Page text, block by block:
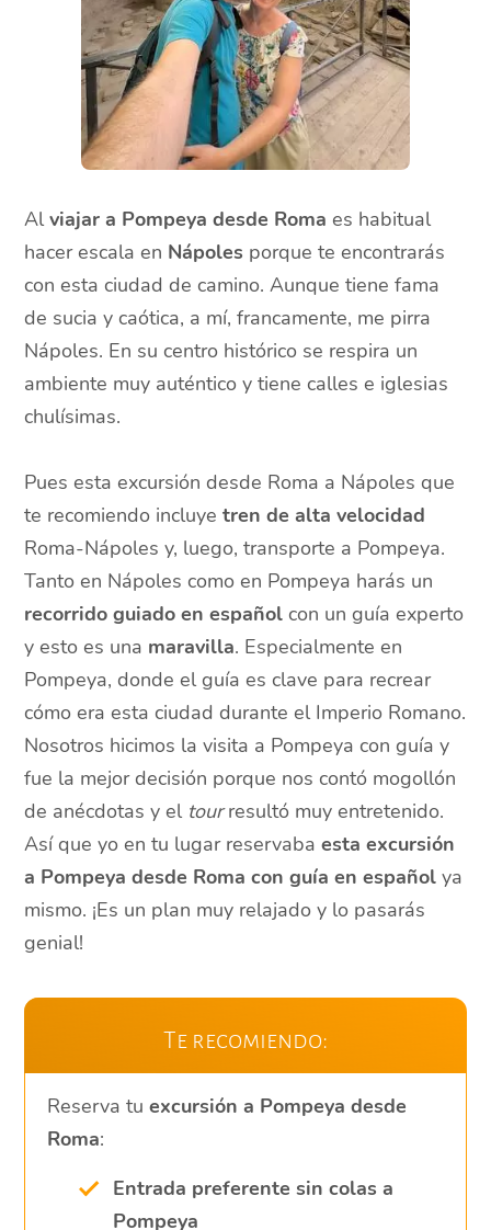
Alviajar a Pompeya desde Roma es habitual
hacer escala en Nápoles porque te encontrarás
con esta ciudad de camino. Aunque tiene fama
de sucia y caótica, a mí, francamente, me pirra
Nápoles. En su centro histórico se respira un
ambiente muy auténtico y tiene calles e iglesias
chulísimas.
Pues esta excursión desde Roma a Nápoles que
te recomiendo incluyetren de alta velocidad
Roma-Nápoles y, luego, transporte a Pompeya.
Tanto en Nápoles como en Pompeya harás un
recorrido guiado en españolcon un guía experto
y esto es una maravilla. Especialmente en
Pompeya, donde el guía es clave para recrear
cómo era esta ciudad durante el Imperio Romano.
Nosotros hicimos la visita a Pompeya con guía y
fue la mejor decisión porque nos contó mogollón
de anécdotas y el tourresultó muy entretenido.
Así que yo en tu lugar reservabaesta excursión
a Pompeya desde Roma con guía en español ya
mismo. ¡Es un plan muy relajado y lo pasarás
genial!
Te recomiendo:
Reserva tuexcursión a Pompeya desde
Roma:
Entrada preferente sin colas a
Pompeya